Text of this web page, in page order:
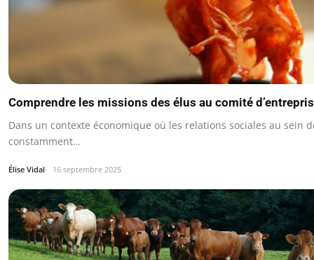
Comprendre les missions des élus au comité
Dans un contexte économique où les relations sociales au sein
constamment…
Élise Vidal 16 septembre 2025